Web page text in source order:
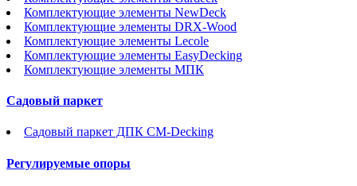
Комплектующие элементы NewDeck
Комплектующие элементы DRX-Wood
Комплектующие элементы Lecole
Комплектующие элементы EasyDecking
Комплектующие элементы МПК
Садовый паркет
Садовый паркет ДПК CM-Decking
Регулируемые опоры